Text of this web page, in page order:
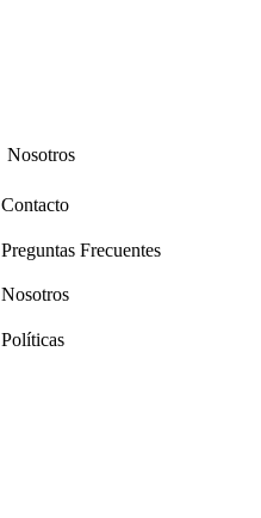
Nosotros
Contacto
Preguntas Frecuentes
Nosotros
Políticas